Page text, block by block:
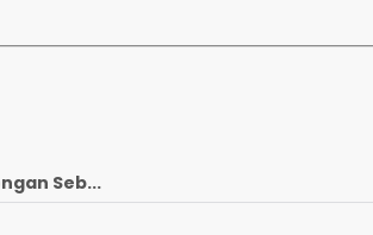
Seb...